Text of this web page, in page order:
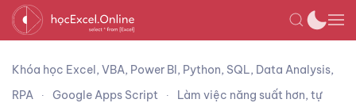
Khóa học Excel, VBA, Power BI, Python, SQL, Data Analysis,
RPA
Google Apps Script
Làm việc năng suất hơn, tự